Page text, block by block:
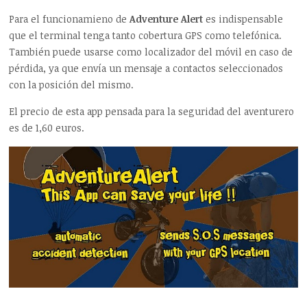
Para el funcionamieno de Adventure Alert es indispensable
que el terminal tenga tanto cobertura GPS como telefónica.
También puede usarse como localizador del móvil en caso de
pérdida, ya que envía un mensaje a contactos seleccionados
con la posición del mismo.
El precio de esta app pensada para la seguridad del aventurero
es de 1,60 euros.